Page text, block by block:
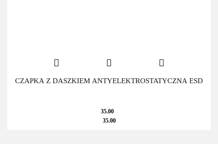
CZAPKA Z DASZKIEM ANTYELEKTROSTATYCZNA ESD
35.00
35.00